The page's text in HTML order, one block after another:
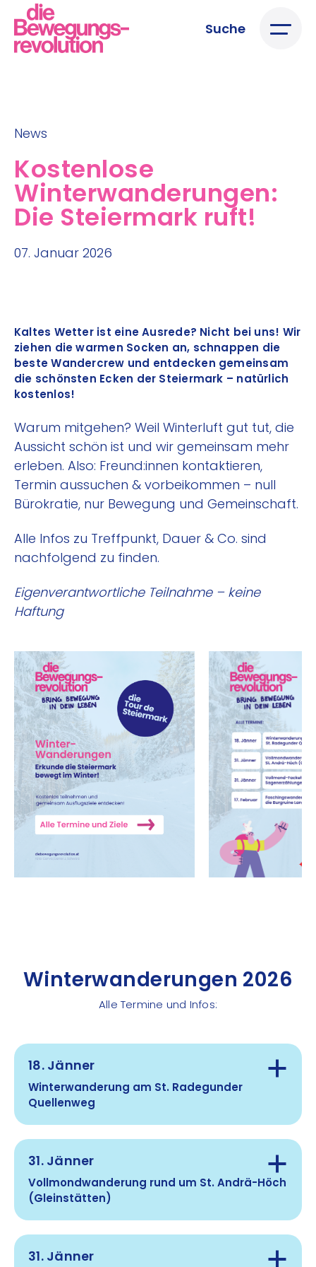
Suche
News
Kostenlose
Winterwanderungen:
Die Steiermark ruft!
07. Januar 2026
Kaltes Wetter ist eine Ausrede? Nicht bei uns! Wir
ziehen die warmen Socken an, schnappen die
beste Wandercrew und entdecken gemeinsam
die schönsten Ecken der Steiermark – natürlich
kostenlos!
Warum mitgehen? Weil Winterluft gut tut, die
Aussicht schön ist und wir gemeinsam mehr
erleben. Also: Freund:innen kontaktieren,
Termin aussuchen & vorbeikommen – null
Bürokratie, nur Bewegung und Gemeinschaft.
Alle Infos zu Treffpunkt, Dauer & Co. sind
nachfolgend zu finden.
Eigenverantwortliche Teilnahme – keine
Haftung
Winterwanderungen 2026
Alle Termine und Infos:
18. Jänner
Winterwanderung am St. Radegunder
Quellenweg
10:00 in St. Radegund bei der Schöcklseilbahn
Talstation
Dauer:
31. Jänner
Vollmondwanderung rund um St. Andrä-Höch
(Gleinstätten)
16:30 Uhr bei der Theresienkapelle, Plöderlberg
31. Jänner